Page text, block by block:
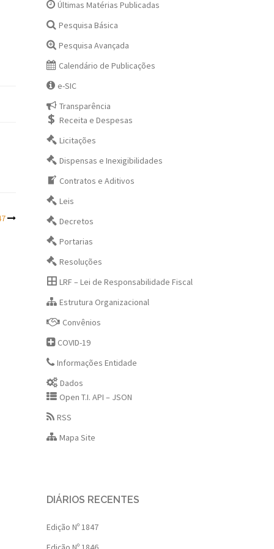
Últimas Matérias Publicadas
Pesquisa Básica
Pesquisa Avançada
Calendário de Publicações
e-SIC
Transparência
Receita e Despesas
Licitações
Dispensas e Inexigibilidades
Contratos e Aditivos
Leis
Decretos
Portarias
Resoluções
LRF – Lei de Responsabilidade Fiscal
Estrutura Organizacional
Convênios
COVID-19
Informações Entidade
Dados
Open T.I. API – JSON
RSS
Mapa Site
DIÁRIOS RECENTES
Edição Nº 1847